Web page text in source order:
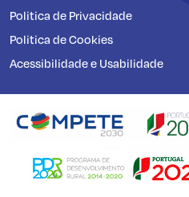
Politica de Privacidade
Politica de Cookies
Acessibilidade e Usabilidade